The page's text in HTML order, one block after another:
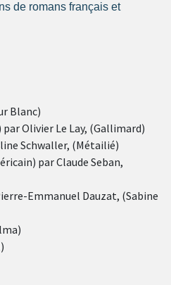
de romans français et
Blanc)
parOlivier Le Lay, (Gallimard)
Schwaller, (Métailié)
parClaude Seban,
Emmanuel Dauzat, (Sabine